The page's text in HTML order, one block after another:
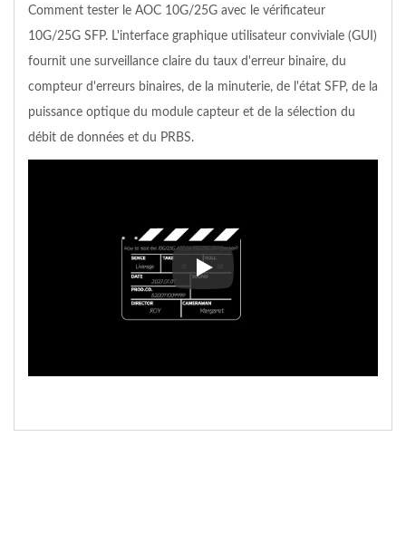
Comment tester le AOC 10G/25G avec le vérificateur
10G/25G SFP. L'interface graphique utilisateur conviviale (GUI)
fournit une surveillance claire du taux d'erreur binaire, du
compteur d'erreurs binaires, de la minuterie, de l'état SFP, de la
puissance optique du module capteur et de la sélection du
débit de données et du PRBS.
Comment tester le AOC 10G/